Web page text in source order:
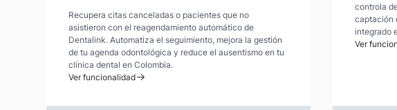
Recupera citas canceladas o pacientes que no
asistieron con el reagendamiento automático de
Dentalink. Automatiza el seguimiento, mejora la gestión
de tu agenda odontológica y reduce el ausentismo en tu
clínica dental en Colombia.
Ver funcionalidad
controla
captación
integrado
Ver